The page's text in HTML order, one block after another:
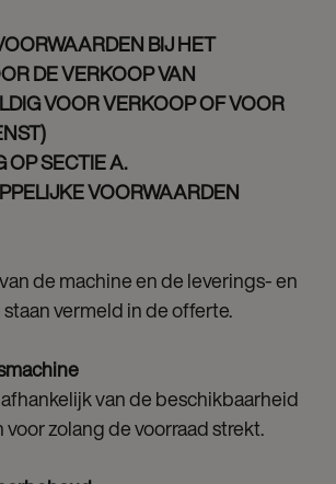
BIJ HET
DE VERKOOP VAN
VOOR VERKOOP OF VOOR
OP SECTIE A.
VOORWAARDEN
de machine en de leverings- en
vermeld in de offerte.
van de beschikbaarheid
voor zolang de voorraad strekt.